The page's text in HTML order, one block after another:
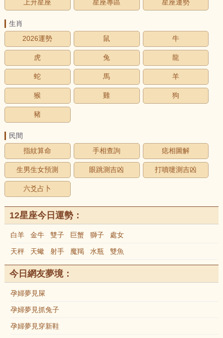
上升星座 星座專區 星座運勢
生肖
2026運勢
鼠 牛
虎 兔 龍
蛇 馬 羊
猴 雞 狗
豬
民間
指紋算命
手相查詢 痣相圖解
生男生女預測 眼跳測吉凶 打噴嚏測吉凶
六爻占卜
12星座今日運勢：
白羊 金牛 雙子 巨蟹 獅子 處女
天秤 天蠍 射手 魔羯 水瓶 雙魚
今日網友夢境：
孕婦夢見屎
孕婦夢見抓兔子
孕婦夢見穿新鞋